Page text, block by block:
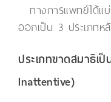
ทางการแพทย์ได้แ
ออกเป็น 3 ประเภท
ประเภทขาดสมาธิเ
Inattentive)